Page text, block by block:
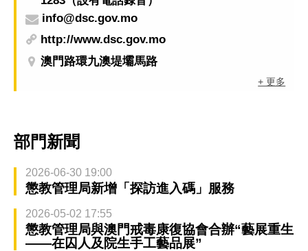
info@dsc.gov.mo
http://www.dsc.gov.mo
澳門路環九澳堤壩馬路
+ 更多
部門新聞
2026-06-30 19:00
懲教管理局新增「探訪進入碼」服務
2026-05-02 17:55
懲教管理局與澳門戒毒康復協會合辦“藝展重生
——在囚人及院生手工藝品展”